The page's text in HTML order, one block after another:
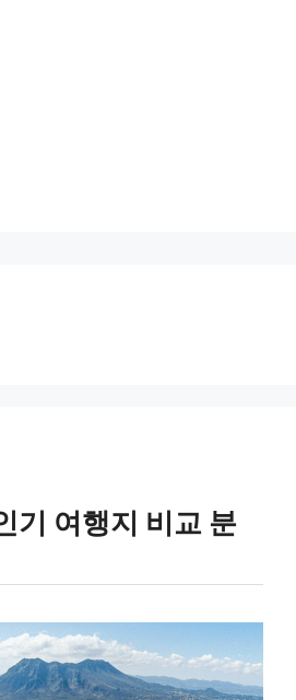
기 여행지 비교 분